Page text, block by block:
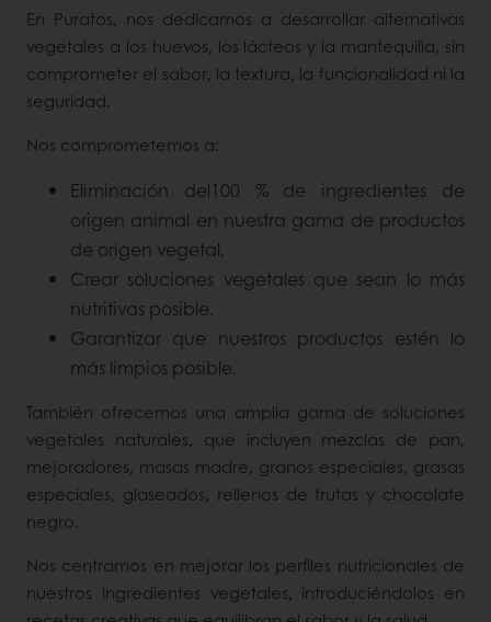
En Puratos, nos dedicamos a desarrollar alternativas
vegetales a los huevos, los lácteos y la mantequilla, sin
comprometer el sabor, la textura, la funcionalidad ni la
seguridad.
Nos comprometemos a:
Eliminación del100 % de ingredientes de
origen animal en nuestra gama de productos
de origen vegetal.
Crear soluciones vegetales que sean lo más
nutritivas posible.
Garantizar que nuestros productos estén lo
más limpios posible.
También ofrecemos una amplia gama de soluciones
vegetales naturales, que incluyen mezclas de pan,
mejoradores, masas madre, granos especiales, grasas
especiales, glaseados, rellenos de frutas y chocolate
negro.
Nos centramos en mejorar los perfiles nutricionales de
nuestros ingredientes vegetales, introduciéndolos en